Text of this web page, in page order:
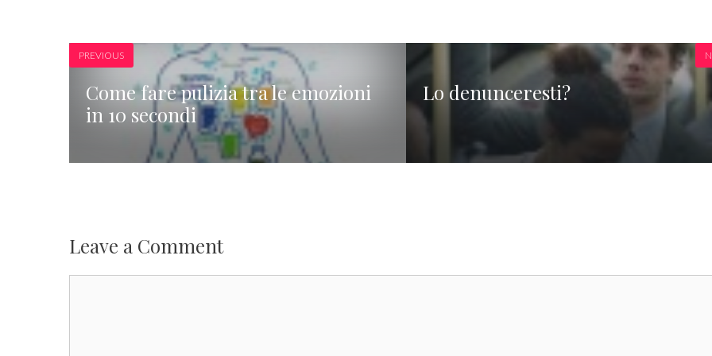
PREVIOUS
Come fare pulizia tra le emozioni
in 10 secondi
Lo denunceresti?
Leave a Comment